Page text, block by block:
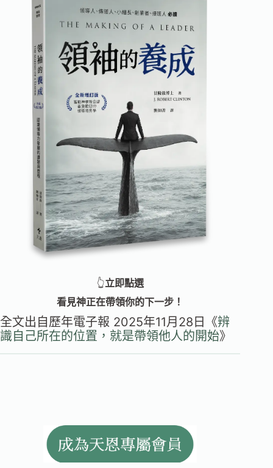
👆立即點選
看見神正在帶領你的下一步！
全文出自歷年電子報 2025年11月28日《辨
識自己所在的位置，就是帶領他人的開始》